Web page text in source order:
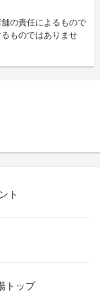
の責任によるもので
ものではありませ
ト
トップ